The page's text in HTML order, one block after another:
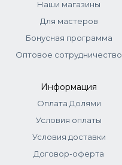
Наши магазины
Для мастеров
Бонусная программа
Оптовое сотрудничество
Информация
Оплата Долями
Условия оплаты
Условия доставки
Договор-оферта